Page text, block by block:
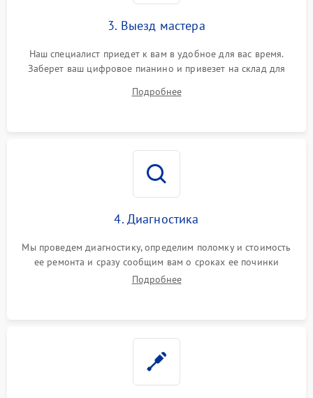
3. Выезд мастера
Наш специалист приедет к вам в удобное для вас время.
Заберет ваш цифровое пианино и привезет на склад для
Подробнее
4. Диагностика
Мы проведем диагностику, определим поломку и стоимость
ее ремонта и сразу сообщим вам о сроках ее починки
Подробнее